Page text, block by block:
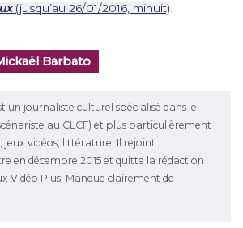
(jusqu’au 26/01/2016, minuit)
Barbato
un journaliste culturel spécialisé dans le
au CLCF) et plus particulièrement
jeux vidéos, littérature. Il rejoint
en décembre 2015 et quitte la rédaction
Vidéo Plus. Manque clairement de